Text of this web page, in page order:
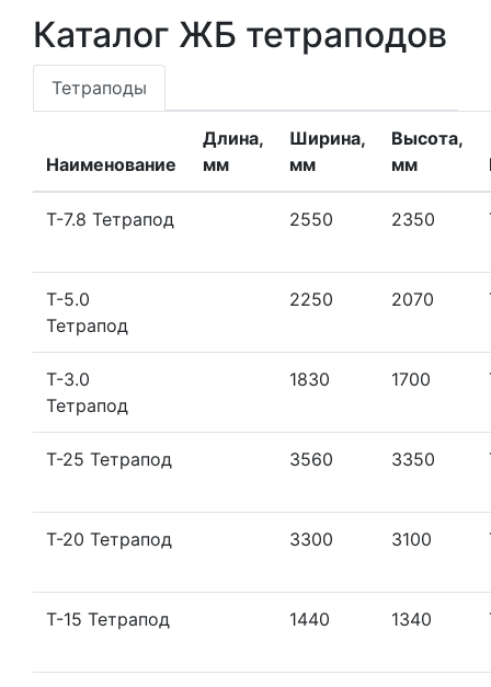
Каталог ЖБ тетраподов
Тетраподы
Наименование
Длина,
мм
Ширина,
мм
Высота,
мм
Т-7.8 Тетрапод 2550 2350
Т-5.0
Тетрапод
2250 2070
Т-3.0
Тетрапод
1830 1700
Т-25 Тетрапод 3560 3350
Т-20 Тетрапод 3300 3100
Т-15 Тетрапод 1440 1340